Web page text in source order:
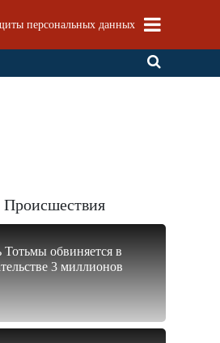
персональных данных
Происшествия
обвиняется в
3 миллионов